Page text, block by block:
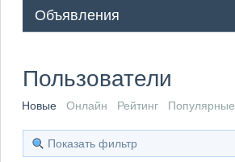
Объявления
Пользователи
Новые Онлайн Рейтинг Популярные
Показать фильтр